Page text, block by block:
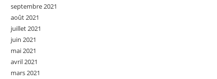
septembre 2021
août 2021
juillet 2021
juin 2021
mai 2021
avril 2021
mars 2021